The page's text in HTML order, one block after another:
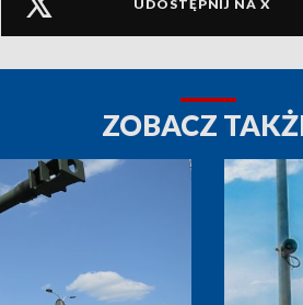
UDOSTĘPNIJ NA X
ZOBACZ